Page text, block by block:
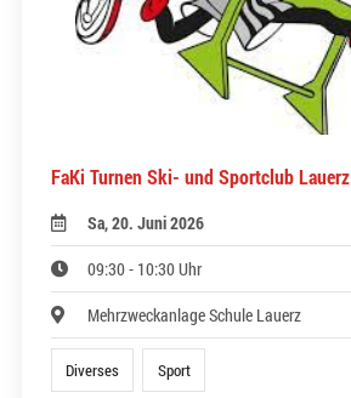
FaKi Turnen Ski- und Sportclub Lauerz
Sa, 20. Juni 2026
09:30 - 10:30 Uhr
Mehrzweckanlage Schule Lauerz
Diverses Sport